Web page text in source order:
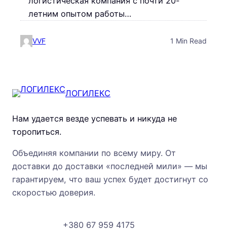
летним опытом работы…
VVF 1 Min Read
ЛОГИЛЕКС
Нам удается везде успевать и никуда не
торопиться.
Объединяя компании по всему миру. От
доставки до доставки «последней мили» — мы
гарантируем, что ваш успех будет достигнут со
скоростью доверия.
+380 67 959 4175